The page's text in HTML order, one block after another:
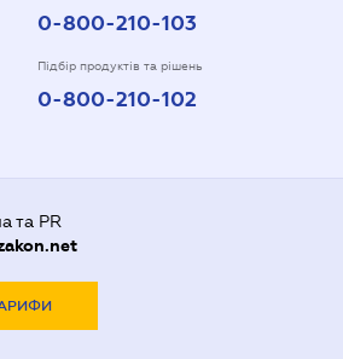
0-800-210-103
Підбір продуктів та рішень
0-800-210-102
та PR